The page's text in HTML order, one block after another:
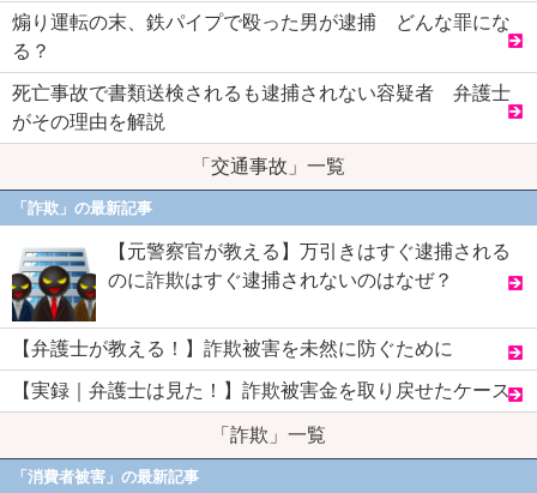
煽り運転の末、鉄パイプで殴った男が逮捕 どんな罪にな
る？
死亡事故で書類送検されるも逮捕されない容疑者 弁護士
がその理由を解説
「交通事故」一覧
「詐欺」の最新記事
【元警察官が教える】万引きはすぐ逮捕される
のに詐欺はすぐ逮捕されないのはなぜ？
【弁護士が教える！】詐欺被害を未然に防ぐために
【実録｜弁護士は見た！】詐欺被害金を取り戻せたケース
「詐欺」一覧
「消費者被害」の最新記事